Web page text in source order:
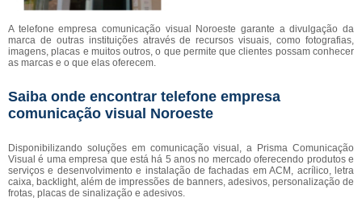
A telefone empresa comunicação visual Noroeste garante a divulgação da
marca de outras instituições através de recursos visuais, como fotografias,
imagens, placas e muitos outros, o que permite que clientes possam conhecer
as marcas e o que elas oferecem.
Saiba onde encontrar telefone empresa
comunicação visual Noroeste
Disponibilizando soluções em comunicação visual, a Prisma Comunicação
Visual é uma empresa que está há 5 anos no mercado oferecendo produtos e
serviços e desenvolvimento e instalação de fachadas em ACM, acrílico, letra
caixa, backlight, além de impressões de banners, adesivos, personalização de
frotas, placas de sinalização e adesivos.